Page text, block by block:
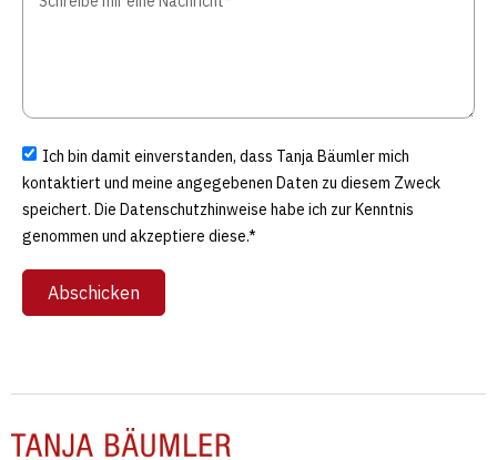
Ich bin damit einverstanden, dass Tanja Bäumler mich
kontaktiert und meine angegebenen Daten zu diesem Zweck
speichert. Die Datenschutzhinweise habe ich zur Kenntnis
genommen und akzeptiere diese.*
Abschicken